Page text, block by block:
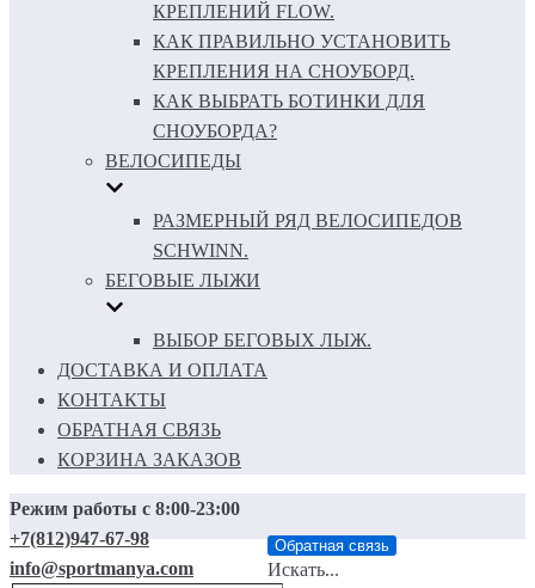
КРЕПЛЕНИЙ FLOW.
КАК ПРАВИЛЬНО УСТАНОВИТЬ
КРЕПЛЕНИЯ НА СНОУБОРД.
КАК ВЫБРАТЬ БОТИНКИ ДЛЯ
СНОУБОРДА?
ВЕЛОСИПЕДЫ
РАЗМЕРНЫЙ РЯД ВЕЛОСИПЕДОВ
SCHWINN.
БЕГОВЫЕ ЛЫЖИ
ВЫБОР БЕГОВЫХ ЛЫЖ.
ДОСТАВКА И ОПЛАТА
КОНТАКТЫ
ОБРАТНАЯ СВЯЗЬ
КОРЗИНА ЗАКАЗОВ
Режим работы с 8:00-23:00
+7(812)947-67-98
info@sportmanya.com
Обратная связь
Искать...